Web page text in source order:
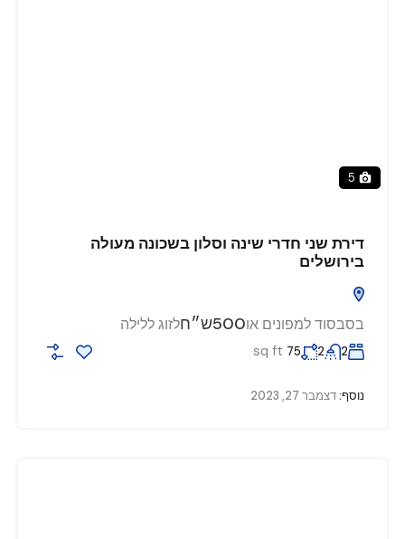
5
דירת שני חדרי שינה וסלון בשכונה מעולה
בירושלים
בסבסוד למפונים או500ש״ח לזוג ללילה
2
2
75
sq ft
נוסף:דצמבר 27, 2023